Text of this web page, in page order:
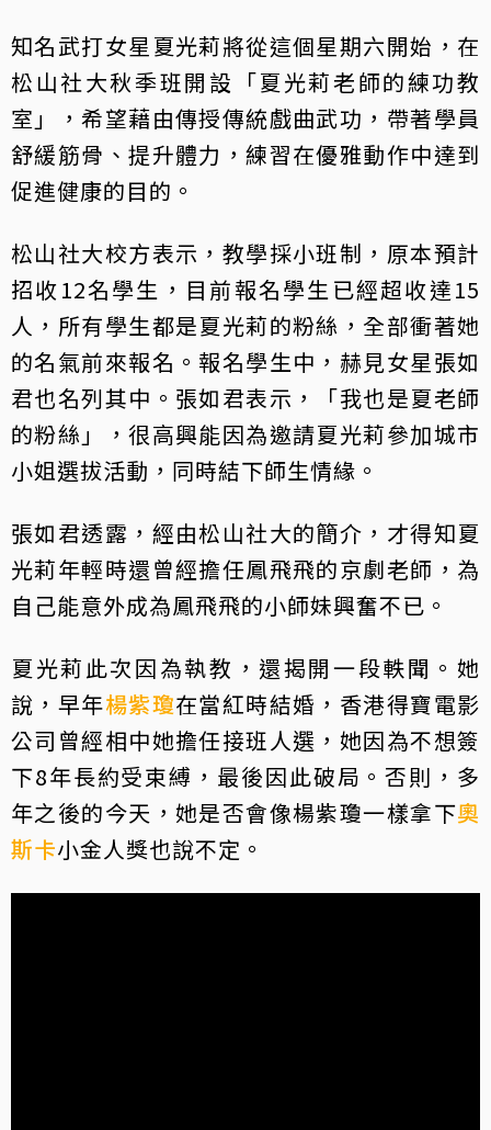
知名武打女星夏光莉將從這個星期六開始，在
松山社大秋季班開設「夏光莉老師的練功教
室」，希望藉由傳授傳統戲曲武功，帶著學員
舒緩筋骨、提升體力，練習在優雅動作中達到
促進健康的目的。
松山社大校方表示，教學採小班制，原本預計
招收12名學生，目前報名學生已經超收達15
人，所有學生都是夏光莉的粉絲，全部衝著她
的名氣前來報名。報名學生中，赫見女星張如
君也名列其中。張如君表示，「我也是夏老師
的粉絲」，很高興能因為邀請夏光莉參加城市
小姐選拔活動，同時結下師生情緣。
張如君透露，經由松山社大的簡介，才得知夏
光莉年輕時還曾經擔任鳳飛飛的京劇老師，為
自己能意外成為鳳飛飛的小師妹興奮不已。
夏光莉此次因為執教，還揭開一段軼聞。她
說，早年楊紫瓊在當紅時結婚，香港得寶電影
公司曾經相中她擔任接班人選，她因為不想簽
下8年長約受束縛，最後因此破局。否則，多
年之後的今天，她是否會像楊紫瓊一樣拿下奧
斯卡小金人獎也說不定。